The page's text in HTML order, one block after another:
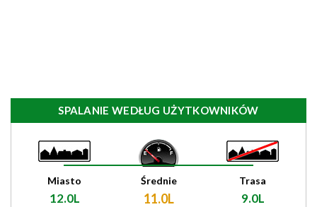
SPALANIE WEDŁUG UŻYTKOWNIKÓW
Miasto
12.0L
Średnie
11.0L
Trasa
9.0L